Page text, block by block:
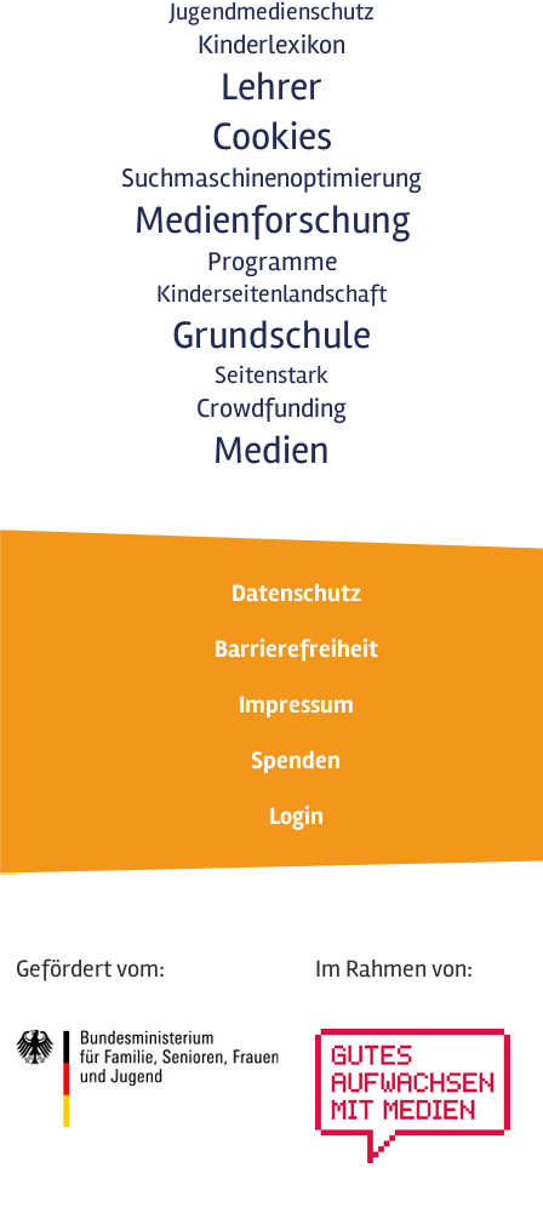
Jugendmedienschutz
Kinderlexikon
Lehrer
Cookies
Suchmaschinenoptimierung
Medienforschung
Programme
Kinderseitenlandschaft
Grundschule
Seitenstark
Crowdfunding
Medien
Datenschutz
Barrierefreiheit
Impressum
Spenden
Login
Gefördert vom: Im Rahmen von: